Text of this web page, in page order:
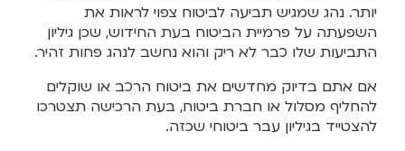
יותר. נהג שמגיש תביעה לביטוח צפוי לראות את
השפעתה על פרמיית הביטוח בעת החידוש, שכן גיליון
התביעות שלו כבר לא ריק והוא נחשב לנהג פחות זהיר.
אם אתם בדיוק מחדשים את ביטוח הרכב או שוקלים
להחליף מסלול או חברת ביטוח, בעת הרכישה תצטרכו
להצטייד בגיליון עבר ביטוחי שכזה.